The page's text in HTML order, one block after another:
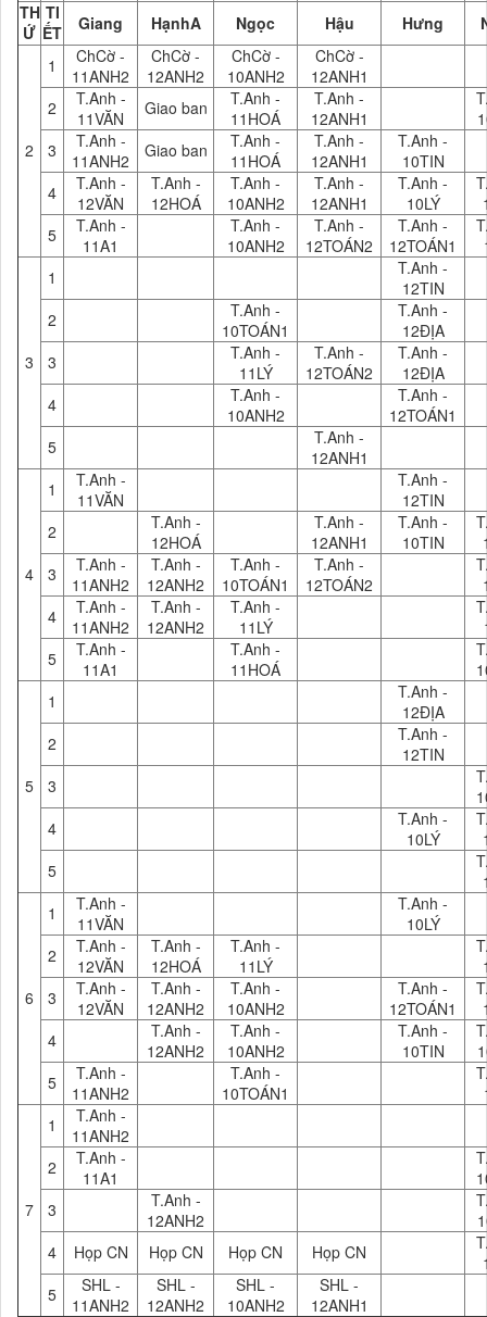
TH
Ứ
TI
ẾT
Giang HạnhA Ngọc Hậu Hưng
2
1
ChCờ -
11ANH2
ChCờ -
12ANH2
ChCờ -
10ANH2
ChCờ -
12ANH1
2
T.Anh -
11VĂN
Giao ban
T.Anh -
11HOÁ
T.Anh -
12ANH1
3
T.Anh -
11ANH2
Giao ban
T.Anh -
11HOÁ
T.Anh -
12ANH1
T.Anh -
10TIN
4
T.Anh -
12VĂN
T.Anh -
12HOÁ
T.Anh -
10ANH2
T.Anh -
12ANH1
T.Anh -
10LÝ
5
T.Anh -
11A1
T.Anh -
10ANH2
T.Anh -
12TOÁN2
T.Anh -
12TOÁN1
3
1
T.Anh -
12TIN
2
T.Anh -
10TOÁN1
T.Anh -
12ĐỊA
3
T.Anh -
11LÝ
T.Anh -
12TOÁN2
T.Anh -
12ĐỊA
4
T.Anh -
10ANH2
T.Anh -
12TOÁN1
5
T.Anh -
12ANH1
4
1
T.Anh -
11VĂN
T.Anh -
12TIN
2
T.Anh -
12HOÁ
T.Anh -
12ANH1
T.Anh -
10TIN
3
T.Anh -
11ANH2
T.Anh -
12ANH2
T.Anh -
10TOÁN1
T.Anh -
12TOÁN2
4
T.Anh -
11ANH2
T.Anh -
12ANH2
T.Anh -
11LÝ
5
T.Anh -
11A1
T.Anh -
11HOÁ
5
1
T.Anh -
12ĐỊA
2
T.Anh -
12TIN
3
4
T.Anh -
10LÝ
5
6
1
T.Anh -
11VĂN
T.Anh -
10LÝ
2
T.Anh -
12VĂN
T.Anh -
12HOÁ
T.Anh -
11LÝ
3
T.Anh -
12VĂN
T.Anh -
12ANH2
T.Anh -
10ANH2
T.Anh -
12TOÁN1
4
T.Anh -
12ANH2
T.Anh -
10ANH2
T.Anh -
10TIN
5
T.Anh -
11ANH2
T.Anh -
10TOÁN1
7
1
T.Anh -
11ANH2
2
T.Anh -
11A1
3
T.Anh -
12ANH2
4
Họp CN Họp CN Họp CN Họp CN
5
SHL -
11ANH2
SHL -
12ANH2
SHL -
10ANH2
SHL -
12ANH1